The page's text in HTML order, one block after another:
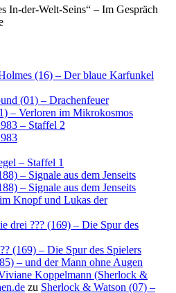
In-der-Welt-Seins“ – Im Gespräch
(16) – Der blaue Karfunkel
(01) – Drachenfeuer
– Verloren im Mikrokosmos
– Staffel 2
– Staffel 1
– Signale aus dem Jenseits
– Signale aus dem Jenseits
Knopf und Lukas der
drei ??? (169) – Die Spur des
(169) – Die Spur des Spielers
– und der Mann ohne Augen
Koppelmann (Sherlock &
zu Sherlock & Watson (07) –